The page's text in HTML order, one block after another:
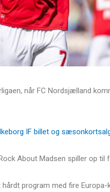
når FC Nordsjælland
IF billet og
About Madsen spiller op til
program med fire